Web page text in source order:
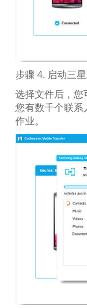
步骤 4. 启动三
选择文件后，您
您有数千个联
作业。